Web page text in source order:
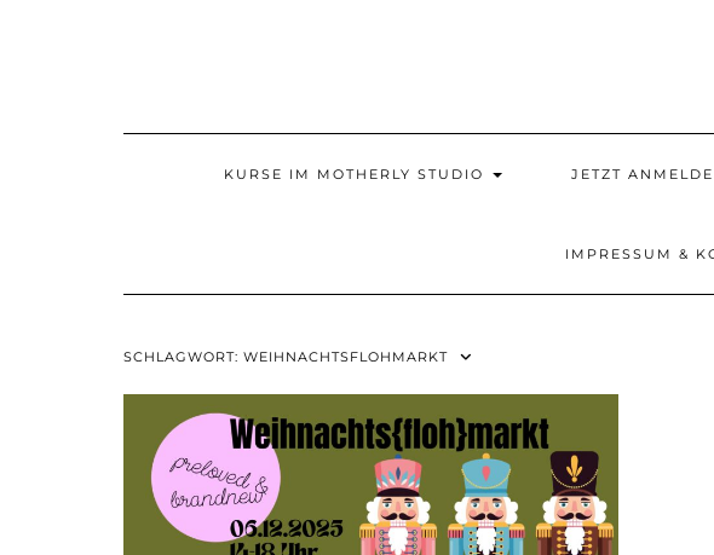
KURSE IM MOTHERLY STUDIO JETZT
IMPRESSUM &
SCHLAGWORT: WEIHNACHTSFLOHMARKT